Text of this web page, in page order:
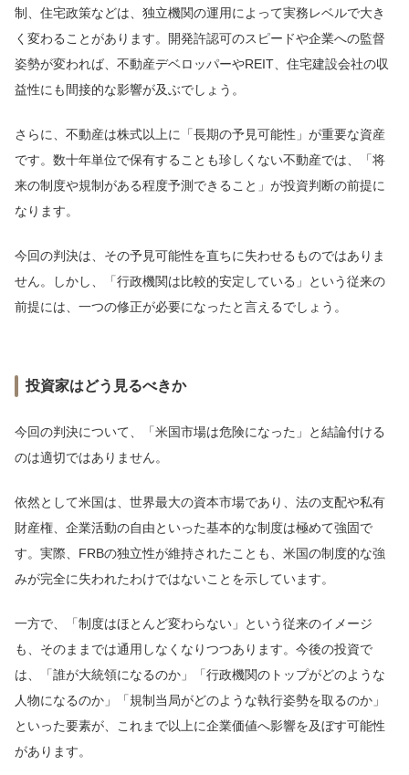
制、住宅政策などは、独立機関の運用によって実務レベルで大き
く変わることがあります。開発許認可のスピードや企業への監督
姿勢が変われば、不動産デベロッパーやREIT、住宅建設会社の収
益性にも間接的な影響が及ぶでしょう。
さらに、不動産は株式以上に「長期の予見可能性」が重要な資産
です。数十年単位で保有することも珍しくない不動産では、「将
来の制度や規制がある程度予測できること」が投資判断の前提に
なります。
今回の判決は、その予見可能性を直ちに失わせるものではありま
せん。しかし、「行政機関は比較的安定している」という従来の
前提には、一つの修正が必要になったと言えるでしょう。
投資家はどう見るべきか
今回の判決について、「米国市場は危険になった」と結論付ける
のは適切ではありません。
依然として米国は、世界最大の資本市場であり、法の支配や私有
財産権、企業活動の自由といった基本的な制度は極めて強固で
す。実際、FRBの独立性が維持されたことも、米国の制度的な強
みが完全に失われたわけではないことを示しています。
一方で、「制度はほとんど変わらない」という従来のイメージ
も、そのままでは通用しなくなりつつあります。今後の投資で
は、「誰が大統領になるのか」「行政機関のトップがどのような
人物になるのか」「規制当局がどのような執行姿勢を取るのか」
といった要素が、これまで以上に企業価値へ影響を及ぼす可能性
があります。